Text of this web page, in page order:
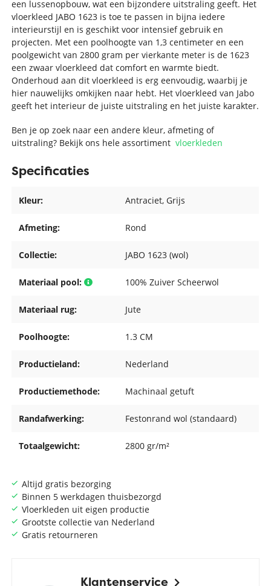
Altijd gratis bezorging
Binnen 5 werkdagen thuisbezorgd
Vloerkleden uit eigen productie
Grootste collectie van Nederland
Gratis retourneren
Klantenservice
een lussenopbouw, wat een bijzondere uitstraling geeft. Het
vloerkleed JABO 1623 is toe te passen in bijna iedere
interieurstijl en is geschikt voor intensief gebruik en
projecten. Met een poolhoogte van 1,3 centimeter en een
poolgewicht van 2800 gram per vierkante meter is de 1623
een zwaar vloerkleed dat comfort en warmte biedt.
Onderhoud aan dit vloerkleed is erg eenvoudig, waarbij je
hier nauwelijks omkijken naar hebt. Het vloerkleed van Jabo
geeft het interieur de juiste uitstraling en het juiste karakter.
Ben je op zoek naar een andere kleur, afmeting of
uitstraling? Bekijk ons hele assortimentvloerkleden
Specificaties
Kleur: Antraciet, Grijs
Afmeting: Rond
Collectie: JABO 1623 (wol)
Materiaal pool: 100% Zuiver Scheerwol
Materiaal rug: Jute
Poolhoogte: 1.3 CM
Productieland: Nederland
Productiemethode: Machinaal getuft
Randafwerking: Festonrand wol (standaard)
Totaalgewicht: 2800 gr/m²